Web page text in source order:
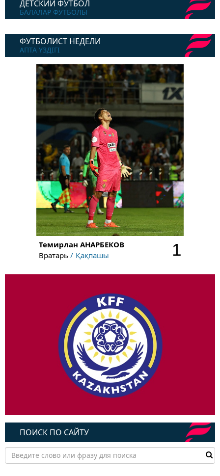
ДЕТСКИЙ ФУТБОЛ
БАЛАЛАР ФУТБОЛЫ
ФУТБОЛИСТ НЕДЕЛИ
АПТА ҮЗДІГІ
Темирлан АНАРБЕКОВ
Вратарь
Қақпашы 1
ПОИСК ПО САЙТУ